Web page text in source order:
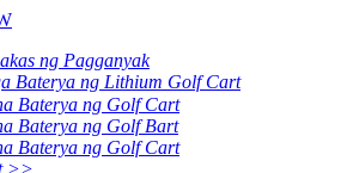
ng Pagganyak
Baterya ng Lithium Golf Cart
Baterya ng Golf Cart
Baterya ng Golf Bart
Baterya ng Golf Cart